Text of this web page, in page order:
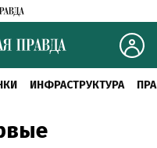
ИНФРАСТРУКТУРА